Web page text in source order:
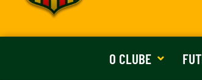
O CLUBE